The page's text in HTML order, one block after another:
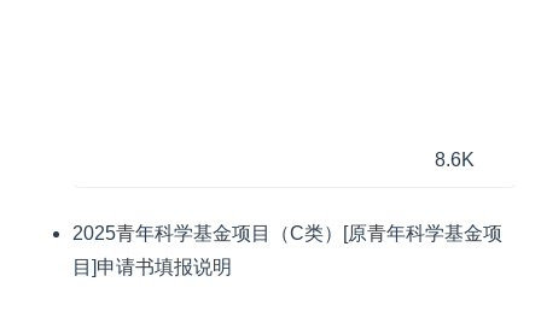
8.6K
2025青年科学基金项目（C类）[原青年科学基金项
目]申请书填报说明